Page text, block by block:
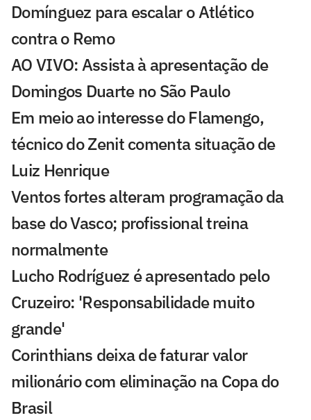
Domínguez para escalar o Atlético
contra o Remo
AO VIVO: Assista à apresentação de
Domingos Duarte no São Paulo
Em meio ao interesse do Flamengo,
técnico do Zenit comenta situação de
Luiz Henrique
Ventos fortes alteram programação da
base do Vasco; profissional treina
normalmente
Lucho Rodríguez é apresentado pelo
Cruzeiro: 'Responsabilidade muito
grande'
Corinthians deixa de faturar valor
milionário com eliminação na Copa do
Brasil